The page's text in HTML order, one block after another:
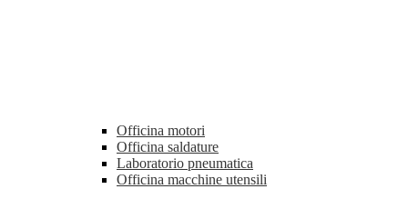
Officina motori
Officina saldature
Laboratorio pneumatica
Officina macchine utensili